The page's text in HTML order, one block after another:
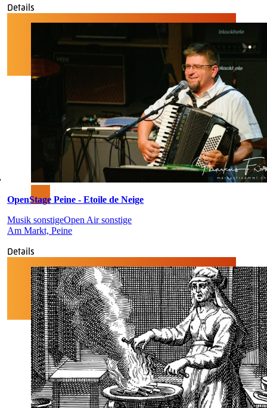
Details
OpenStage Peine - Etoile de Neige
Musik sonstigeOpen Air sonstige
Am Markt, Peine
Details